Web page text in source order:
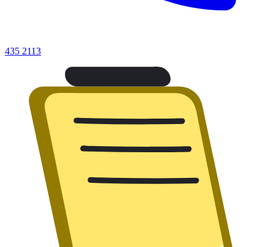
435 2113